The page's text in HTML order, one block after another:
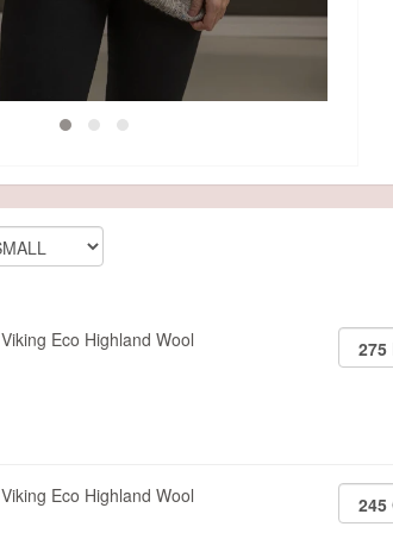
Viking Eco Highland Wool
Viking Eco Highland Wool